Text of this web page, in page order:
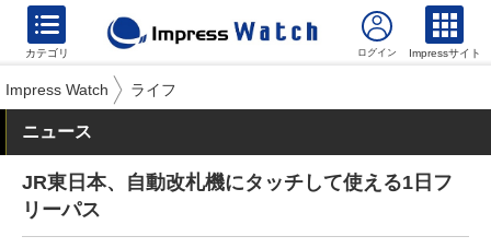
カテゴリ Impressサイト
Impress Watch ライフ
ニュース
JR東日本、自動改札機にタッチして使える1日フ
リーパス